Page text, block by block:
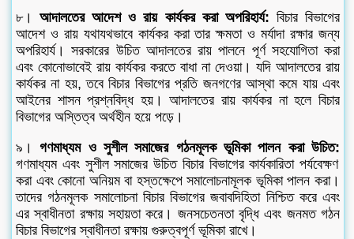
৮।আদালতের আদেশ ও রায় কার্যকর করা অপরিহার্য: বিচার বিভাগের
আদেশ ও রায় যথাযথভাবে কার্যকর করা তার ক্ষমতা ও মর্যাদা রক্ষার জন্য
অপরিহার্য। সরকারের উচিত আদালতের রায় পালনে পূর্ণ সহযোগিতা করা
এবং কোনোভাবেই রায় কার্যকর করতে বাধা না দেওয়া। যদি আদালতের রায়
কার্যকর না হয়, তবে বিচার বিভাগের প্রতি জনগণের আস্থা কমে যায় এবং
আইনের শাসন প্রশ্নবিদ্ধ হয়। আদালতের রায় কার্যকর না হলে বিচার
বিভাগের অস্তিত্ব অর্থহীন হয়ে পড়ে।
৯।গণমাধ্যম ও সুশীল সমাজের গঠনমূলক ভূমিকা পালন করা উচিত:
গণমাধ্যম এবং সুশীল সমাজের উচিত বিচার বিভাগের কার্যকারিতা পর্যবেক্ষণ
করা এবং কোনো অনিয়ম বা হস্তক্ষেপে সমালোচনামূলক ভূমিকা পালন করা।
তাদের গঠনমূলক সমালোচনা বিচার বিভাগের জবাবদিহিতা নিশ্চিত করে এবং
এর স্বাধীনতা রক্ষায় সহায়তা করে। জনসচেতনতা বৃদ্ধি এবং জনমত গঠন
বিচার বিভাগের স্বাধীনতা রক্ষায় গুরুত্বপূর্ণ ভূমিকা রাখে।